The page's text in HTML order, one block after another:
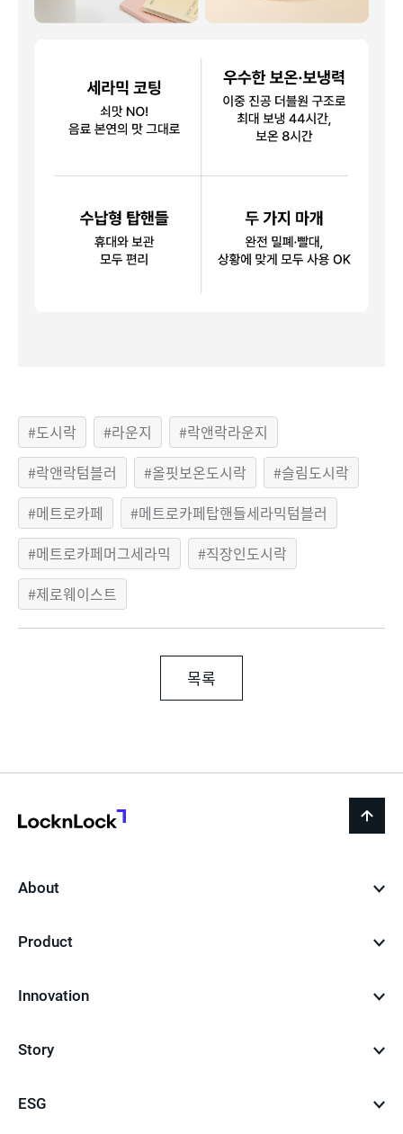
도시락 라운지
락앤락라운지
락앤락텀블러
올핏보온도시락
슬림도시락
메트로카페
메트로카페탑핸들세라믹텀블러
메트로카페머그세라믹
직장인도시락
제로웨이스트
목록
back
About
Product
Innovation
Story
ESG